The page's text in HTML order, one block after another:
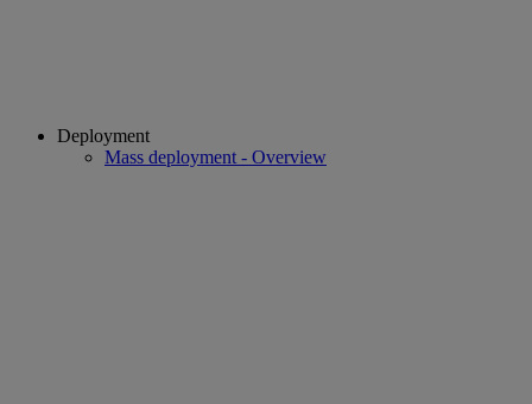
Deployment
Mass deployment - Overview